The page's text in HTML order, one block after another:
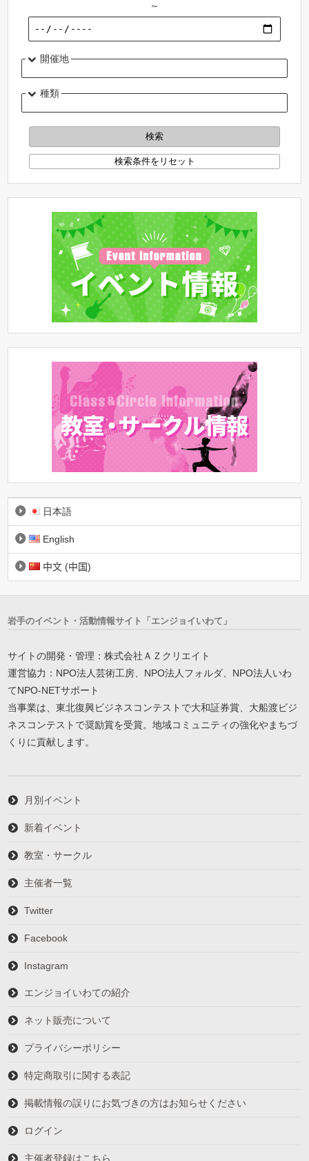
～
開催地
種類
日本語
English
中文 (中国)
岩手のイベント・活動情報サイト「エンジョイいわて」
サイトの開発・管理：株式会社ＡＺクリエイト
運営協力：NPO法人芸術工房、NPO法人フォルダ、NPO法人いわ
てNPO-NETサポート
当事業は、東北復興ビジネスコンテストで大和証券賞、大船渡ビジ
ネスコンテストで奨励賞を受賞。地域コミュニティの強化やまちづ
くりに貢献します。
月別イベント
新着イベント
教室・サークル
主催者一覧
Twitter
Facebook
Instagram
エンジョイいわての紹介
ネット販売について
プライバシーポリシー
特定商取引に関する表記
掲載情報の誤りにお気づきの方はお知らせください
ログイン
主催者登録はこちら